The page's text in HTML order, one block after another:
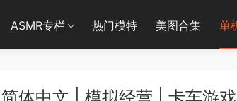
ASMR专栏 热门模特 美图合集 单